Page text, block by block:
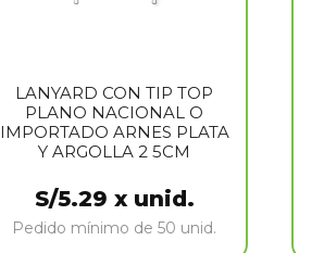
LANYARD CON TIP TOP
PLANO NACIONAL O
IMPORTADO ARNES PLATA
Y ARGOLLA 2 5CM
S/5.29 x unid.
Pedido mínimo de 50 unid.